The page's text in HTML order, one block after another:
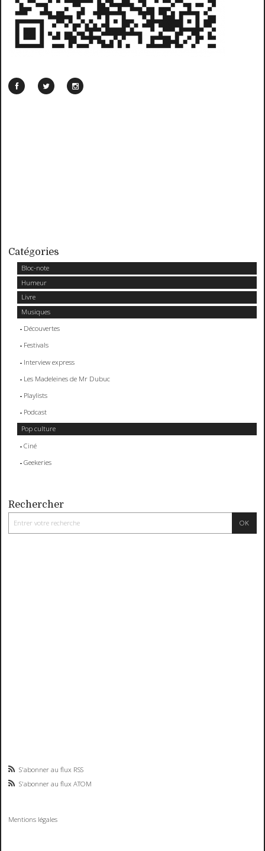
Catégories
Bloc-note
Humeur
Livre
Musiques
Découvertes
Festivals
Interview express
Les Madeleines de Mr Dubuc
Playlists
Podcast
Pop culture
Ciné
Geekeries
Rechercher
S'abonner au flux RSS
S'abonner au flux ATOM
Mentions légales